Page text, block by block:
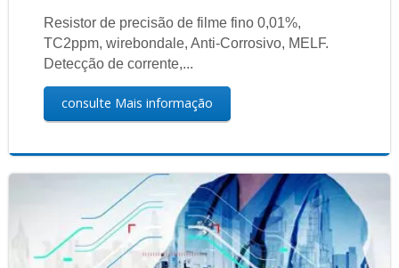
Resistor de precisão de filme fino 0,01%,
TC2ppm, wirebondale, Anti-Corrosivo, MELF.
Detecção de corrente,...
consulte Mais informação